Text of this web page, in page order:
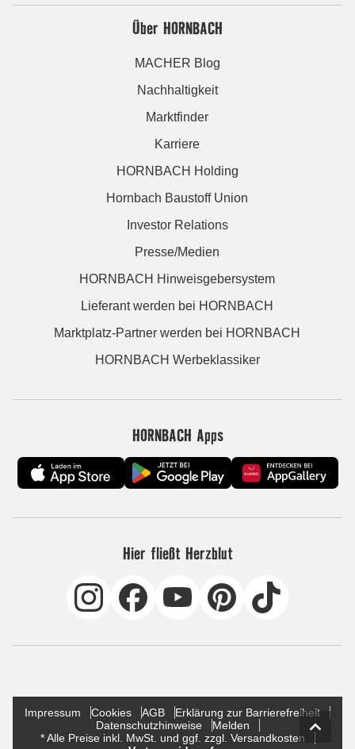
Über HORNBACH
MACHER Blog
Nachhaltigkeit
Marktfinder
Karriere
HORNBACH Holding
Hornbach Baustoff Union
Investor Relations
Presse/Medien
HORNBACH Hinweisgebersystem
Lieferant werden bei HORNBACH
Marktplatz-Partner werden bei HORNBACH
HORNBACH Werbeklassiker
HORNBACH Apps
Hier fließt Herzblut
Impressum Cookies AGB
Erklärung zur Barrierefreiheit
Datenschutzhinweise
Melden
* Alle Preise inkl. MwSt. und ggf. zzgl. Versandkosten